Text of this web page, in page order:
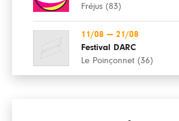
Fréjus (83)
11/08 — 21/08
Festival DARC
Le Poinçonnet (36)